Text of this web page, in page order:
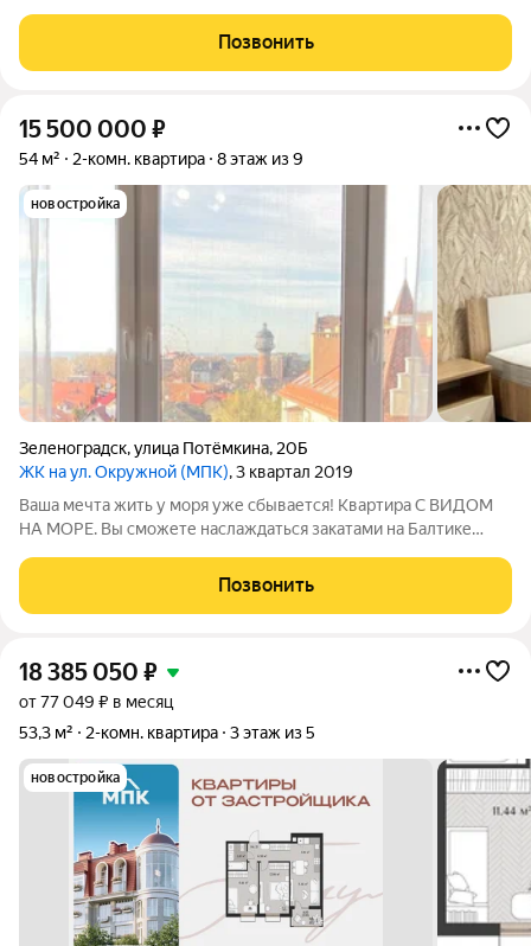
стремится к эксклюзивности во всем, желает наслаждаться
неспешной жизнью у моря,
Позвонить
15 500 000 ₽
54 м² 2-комн. квартира 8 этаж из 9
новостройка
Зеленоградск,улица Потёмкина, 20Б
ЖК на ул. Окружной (МПК), 3 квартал 2019
Ваша мечта жить у моря уже сбывается! Квартира С ВИДОМ
НА МОРЕ. Вы сможете наслаждаться закатами на Балтике
завернувшись в плед, с бокалом вина. Это она - ваша
идеальная 2-кoмнатная просторная,
Позвонить
18 385 050 ₽
от 77 049 ₽ в месяц
53,3 м²
2-комн. квартира 3 этаж из 5
новостройка